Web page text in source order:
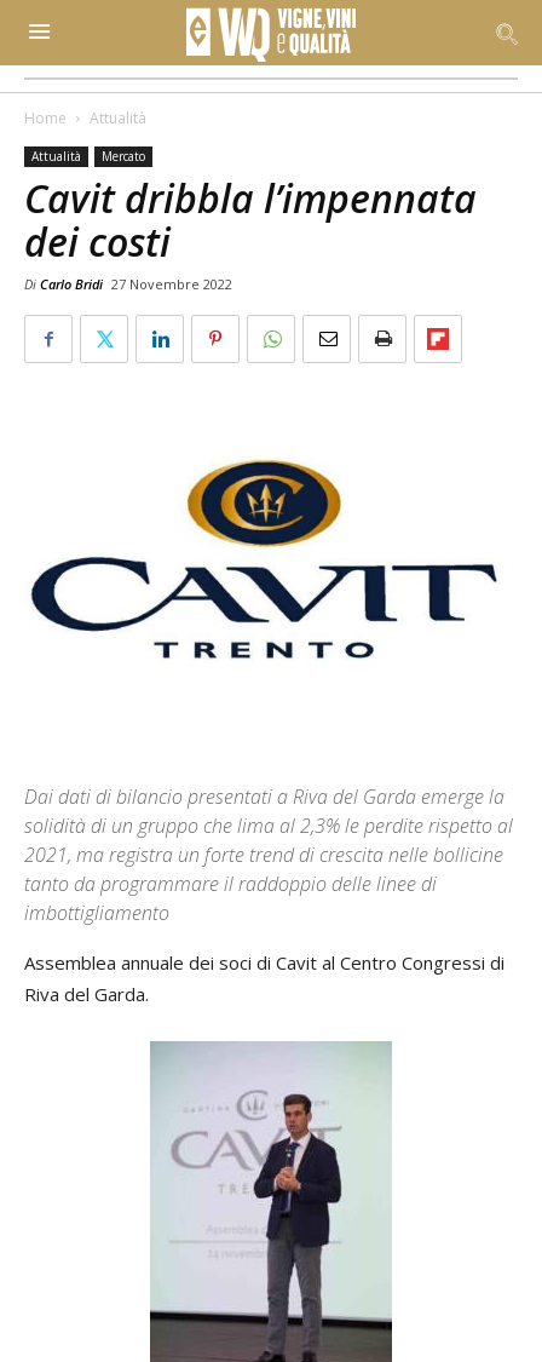
Home Attualità
Attualità Mercato
Cavit dribbla l’impennata
dei costi
Di Carlo Bridi 27 Novembre 2022
Dai dati di bilancio presentati a Riva del Garda emerge la
solidità di un gruppo che lima al 2,3% le perdite rispetto al
2021, ma registra un forte trend di crescita nelle bollicine
tanto da programmare il raddoppio delle linee di
imbottigliamento
Assemblea annuale dei soci di Cavit al Centro Congressi di
Riva del Garda.